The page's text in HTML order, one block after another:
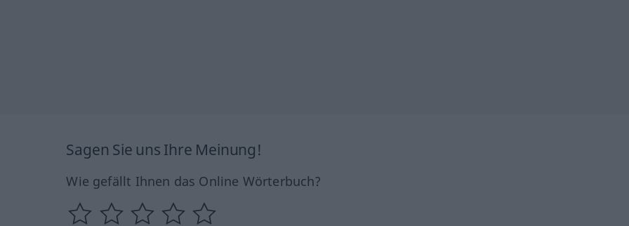
Sagen Sie uns Ihre Meinung!
Wie gefällt Ihnen das Online Wörterbuch?